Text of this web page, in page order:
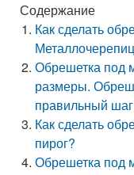
Содержание
Как сделать
Обрешетка под
размеры.
правильный шаг
Как сделать
пирог?
Обрешетка под